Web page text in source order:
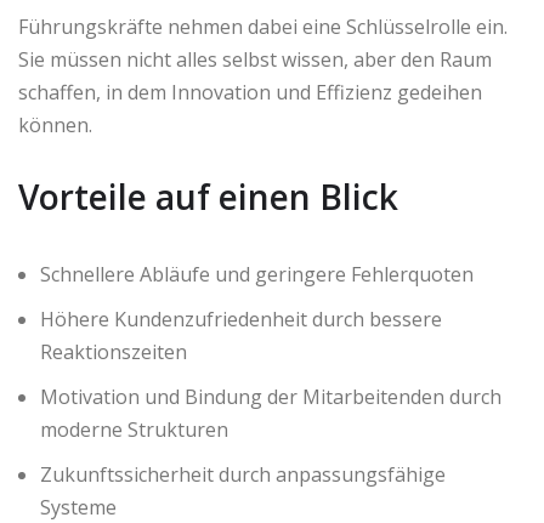
Führungskräfte nehmen dabei eine Schlüsselrolle ein.
Sie müssen nicht alles selbst wissen, aber den Raum
schaffen, in dem Innovation und Effizienz gedeihen
können.
Vorteile auf einen Blick
Schnellere Abläufe und geringere Fehlerquoten
Höhere Kundenzufriedenheit durch bessere
Reaktionszeiten
Motivation und Bindung der Mitarbeitenden durch
moderne Strukturen
Zukunftssicherheit durch anpassungsfähige
Systeme